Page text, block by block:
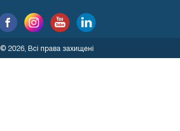
© 2026, Всі права захищені